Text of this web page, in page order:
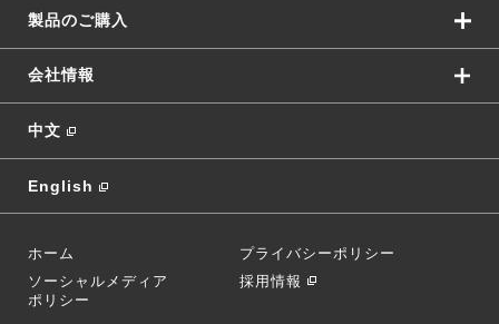
製品のご購入
会社情報
中文
English
ホーム
プライバシーポリシー
ソーシャルメディア
ポリシー
採用情報